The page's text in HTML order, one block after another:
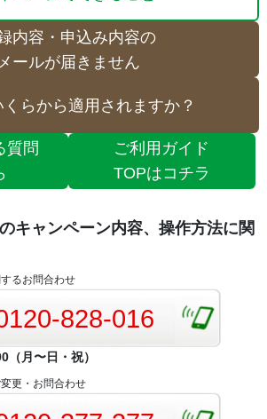
内容・申込み内容の
メールが届きません
らから適用されますか？
質問
ご利用ガイド
TOPはコチラ
キャンペーン内容、操作方法に関
るお問合わせ
828-016
月〜日・祝）
更・お問合わせ